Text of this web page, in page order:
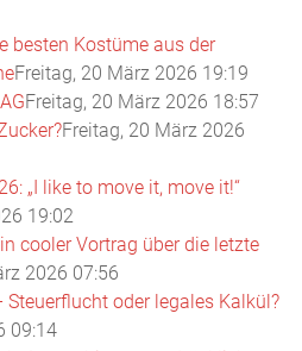
besten Kostüme aus der
Freitag, 20 März 2026 19:19
Freitag, 20 März 2026 18:57
Freitag, 20 März 2026
„I like to move it, move it!“
19:02
cooler Vortrag über die letzte
2026 07:56
Steuerflucht oder legales Kalkül?
09:14